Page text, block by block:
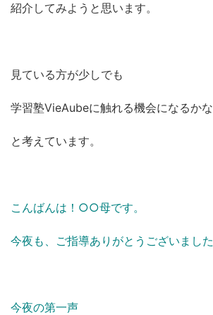
紹介してみようと思います。
見ている方が少しでも
学習塾VieAubeに触れる機会になるかな
と考えています。
こんばんは！○○母です。
今夜も、ご指導ありがとうございました
今夜の第一声